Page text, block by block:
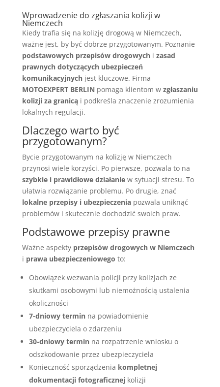
Wprowadzenie do zgłaszania kolizji w
Niemczech
Kiedy trafia się na kolizję drogową w Niemczech,
ważne jest, by być dobrze przygotowanym. Poznanie
podstawowych przepisów drogowychi zasad
prawnych dotyczących ubezpieczeń
komunikacyjnychjest kluczowe. Firma
MOTOEXPERT BERLIN pomaga klientom w zgłaszaniu
kolizji za granicąi podkreśla znaczenie zrozumienia
lokalnych regulacji.
Dlaczego warto być
przygotowanym?
Bycie przygotowanym na kolizję w Niemczech
przynosi wiele korzyści. Po pierwsze, pozwala to na
szybkie i prawidłowe działaniew sytuacji stresu. To
ułatwia rozwiązanie problemu. Po drugie, znać
lokalne przepisy i ubezpieczeniapozwala uniknąć
problemów i skutecznie dochodzić swoich praw.
Podstawowe przepisy prawne
Ważne aspekty przepisów drogowych w Niemczech
i prawa ubezpieczeniowego to:
Obowiązek wezwania policji przy kolizjach ze
skutkami osobowymi lub niemożnością ustalenia
okoliczności
7-dniowy terminna powiadomienie
ubezpieczyciela o zdarzeniu
30-dniowy terminna rozpatrzenie wniosku o
odszkodowanie przez ubezpieczyciela
Konieczność sporządzenia kompletnej
dokumentacji fotograficznejkolizji